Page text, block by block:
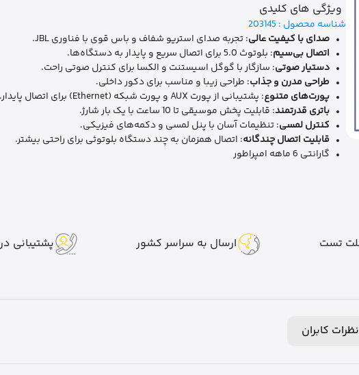
ویژگی های کلیدی
شناسه محصول :203145
صدای با کیفیت عالی: تجربه صدای استریو شفاف و باس قوی با فناوری JBL.
اتصال بی‌سیم: بلوتوث 5.0 برای اتصال سریع و پایدار به دستگاه‌ها.
دستیار صوتی: سازگار با گوگل اسیستنت و الکسا برای کنترل صوتی راحت.
طراحی مدرن و جذاب: طراحی زیبا و مناسب برای دکور داخلی.
پورت‌های متنوع: پشتیبانی از پورت AUX و پورت شبکه (Ethernet) برای اتصال پایدار.
باتری قدرتمند: قابلیت پخش موسیقی تا 10 ساعت با یک بار شارژ.
کنترل لمسی: تنظیمات آسان با پنل لمسی و دکمه‌های فیزیکی.
قابلیت اتصال چندگانه: اتصال همزمان به چند دستگاه بلوتوثی برای راحتی بیشتر.
گارانتی 6 ماهه امپراطور
ارسال به سراسر کشور پشتیبانی در 7 روز
نظرات کابران